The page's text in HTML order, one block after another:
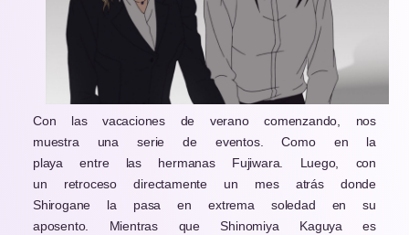
Con las vacaciones de verano comenzando, nos
muestra una serie de eventos. Como en la
playa entre las hermanas Fujiwara. Luego, con
un retroceso directamente un mes atrás donde
Shirogane la pasa en extrema soledad en su
aposento. Mientras que Shinomiya Kaguya es